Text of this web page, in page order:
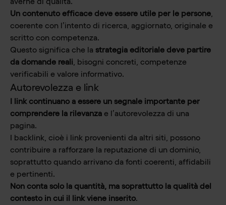
Un contenuto efficace deve essere utile per le persone
coerente con l’intento di ricerca, aggiornato, originale e
scritto con competenza.
Questo significa che la strategia editoriale deve partire
da domande reali , bisogni concreti, competenze
verificabili e valore informativo.
Autorevolezza e link
I link continuano a essere un segnale importante per
comprendere la rilevanza e l’autorevolezza di una
pagina.
I backlink, cioè i link provenienti da altri siti, possono
contribuire a rafforzare la reputazione di un dominio,
soprattutto quando arrivano da fonti coerenti, affidabili
e pertinenti.
Non conta solo la quantità, ma soprattutto la qualità del
contesto in cui il link viene inserito.